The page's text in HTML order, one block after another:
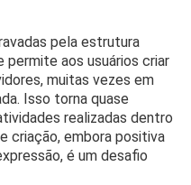
pela estrutura
permite aos usuários criar
muitas vezes em
Isso torna quase
realizadas dentro
criação, embora positiva
é um desafio